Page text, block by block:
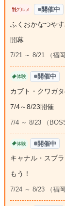
グルメ 開催中
ふくおかなつや
開幕
7/21 ～ 8/21 （福岡
体験 開催中
カブト・クワガ
7/4～8/23開催
7/4 ～ 8/23 （
体験 開催中
キャナル・スプ
もう！
7/24 ～ 8/23 （福